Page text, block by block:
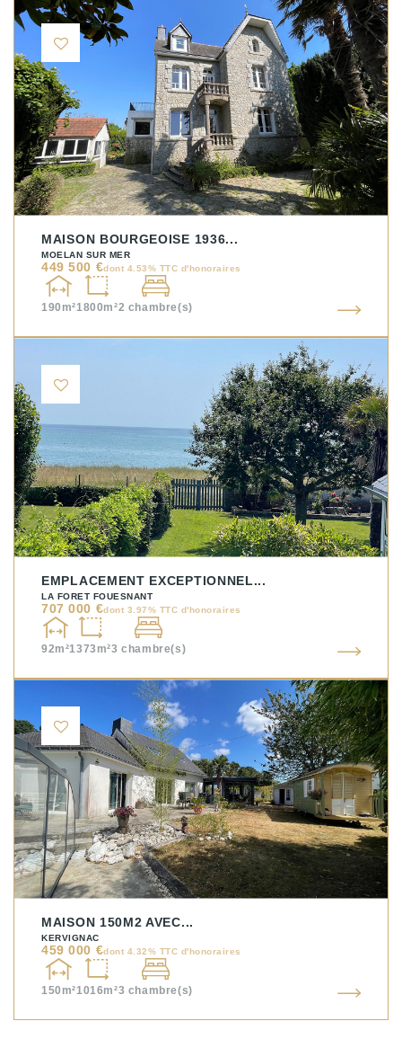
MAISON BOURGEOISE 1936...
MOELAN SUR MER
449 500 €dont 4.53% TTC d'honoraires
190m²1800m²2 chambre(s)
EMPLACEMENT EXCEPTIONNEL...
LA FORET FOUESNANT
707 000 €dont 3.97% TTC d'honoraires
92m²1373m²3chambre(s)
MAISON 150M2 AVEC...
KERVIGNAC
459 000 €dont 4.32% TTC d'honoraires
150m²1016m²3 chambre(s)